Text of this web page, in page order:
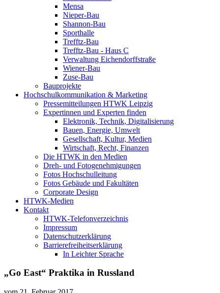
Mensa
Nieper-Bau
Shannon-Bau
Sporthalle
Trefftz-Bau
Trefftz-Bau - Haus C
Verwaltung Eichendorffstraße
Wiener-Bau
Zuse-Bau
Bauprojekte
Hochschulkommunikation & Marketing
Pressemitteilungen HTWK Leipzig
Expertinnen und Experten finden
Elektronik, Technik, Digitalisierung
Bauen, Energie, Umwelt
Gesellschaft, Kultur, Medien
Wirtschaft, Recht, Finanzen
Die HTWK in den Medien
Dreh- und Fotogenehmigungen
Fotos Hochschulleitung
Fotos Gebäude und Fakultäten
Corporate Design
HTWK-Medien
Kontakt
HTWK-Telefonverzeichnis
Impressum
Datenschutzerklärung
Barrierefreiheitserklärung
In Leichter Sprache
„Go East“ Praktika in Russland